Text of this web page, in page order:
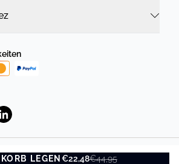
LEGEN€22,48€44,95
Geschäftsbedingungen